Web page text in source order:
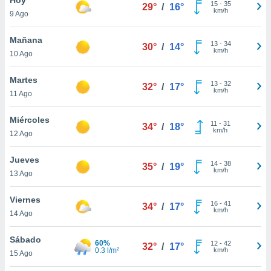
en
más
nuestra
de
cookies
aceptar
9 Ago
29° / 16° 15- 35
km/h
Mañana
10 Ago
30° / 14° 13- 34
km/h
Martes
11 Ago
32° / 17° 13- 32
km/h
Miércoles
12 Ago
34° / 18° 11 - 31
km/h
Jueves
13 Ago
35° / 19° 14- 38
km/h
Viernes
14 Ago
34° / 17° 16- 41
km/h
Sábado
15 Ago
60%
0.3 l/m²
32° / 17° 12- 42
km/h